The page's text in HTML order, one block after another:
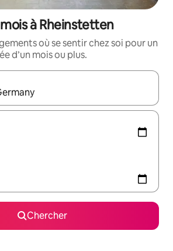
à Rheinstetten
où se sentir chez soi pour un
d’un mois ou plus.
sont affichés, parcourez-les en utilisant
Chercher